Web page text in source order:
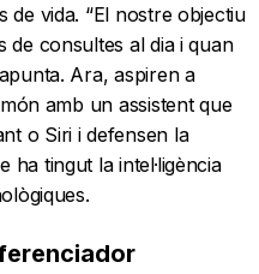
de vida. “El nostre objectiu
de consultes al dia i quan
Ara, aspiren a
amb un assistent que
o Siri i defensen la
ha tingut la intel·ligència